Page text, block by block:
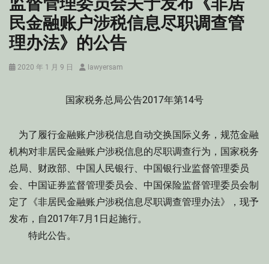
民金融账户涉税信息尽职调查管
理办法》的公告
Posted
2020 年 1 月 9 日 Authorlawyersam
国家税务总局公告2017年第14号
为了履行金融账户涉税信息自动交换国际义务，规范金融
机构对非居民金融账户涉税信息的尽职调查行为，国家税务
总局、财政部、中国人民银行、中国银行业监督管理委员
会、中国证券监督管理委员会、中国保险监督管理委员会制
定了《非居民金融账户涉税信息尽职调查管理办法》，现予
发布，自2017年7月1日起施行。
特此公告。